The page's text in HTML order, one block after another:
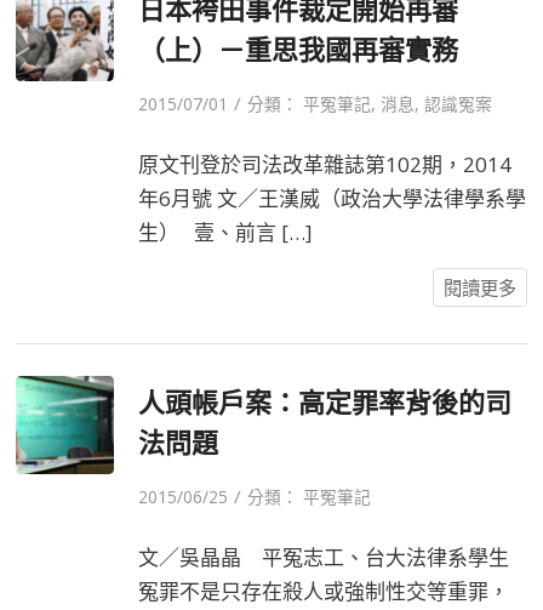
日本袴田事件裁定開始再審
（上）－重思我國再審實務
2015/07/01 / 分類：平冤筆記,消息,認識冤案
原文刊登於司法改革雜誌第102期，2014
年6月號 文／王漢威（政治大學法律學系學
生） 壹、前言 […]
閱讀更多
人頭帳戶案：高定罪率背後的司
法問題
2015/06/25 / 分類：平冤筆記
文／吳晶晶 平冤志工、台大法律系學生
冤罪不是只存在殺人或強制性交等重罪，